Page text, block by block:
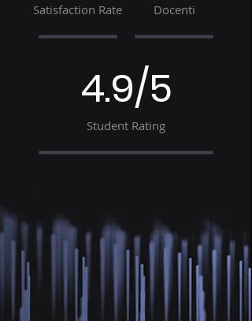
Satisfaction Rate Docenti
4.9/5
Student Rating